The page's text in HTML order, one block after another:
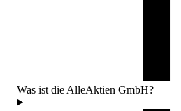
Was ist die AlleAktien GmbH?